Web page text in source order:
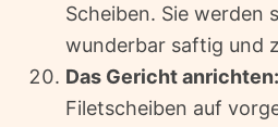
Scheiben. Sie werden
wunderbar saftig und
Das Gericht anrichten:
Filetscheiben auf